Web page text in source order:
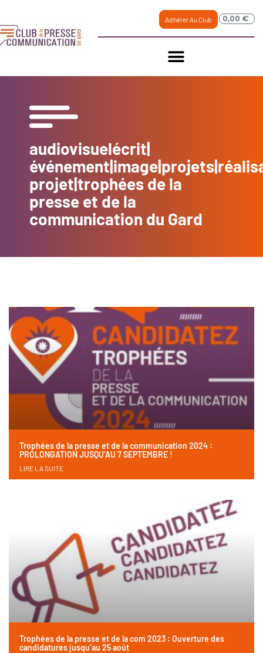
Adhérer Au Club 0,00 €
audiovisuelécrit|
projet|trophées de la
presse et de la
communication du Gard
Trophées de la presse et de la communication 2024 :
PROLONGATION JUSQU’AU 7 SEPTEMBRE !
LIRE LA SUITE
Trophées de la presse et de la com 2023 : Ouverture des
candidatures jusqu’au 25 août